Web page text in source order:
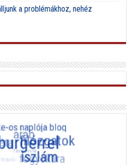
a problémákhoz, nehéz